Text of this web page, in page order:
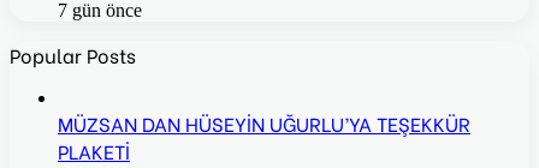
7 gün önce
Popular Posts
MÜZSAN DAN HÜSEYİN UĞURLU’YA TEŞEKKÜR
PLAKETİ